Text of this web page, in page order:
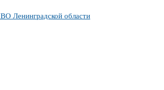
Ленинградской области